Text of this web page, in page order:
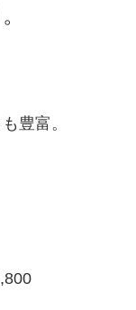
豊富。